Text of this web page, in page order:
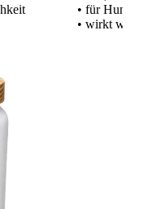
• für
• wirkt wie